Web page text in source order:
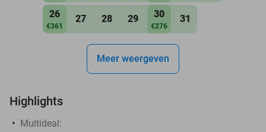
26
€361
27 28 29 30
€276
31
Meer weergeven
Highlights
Multideal: